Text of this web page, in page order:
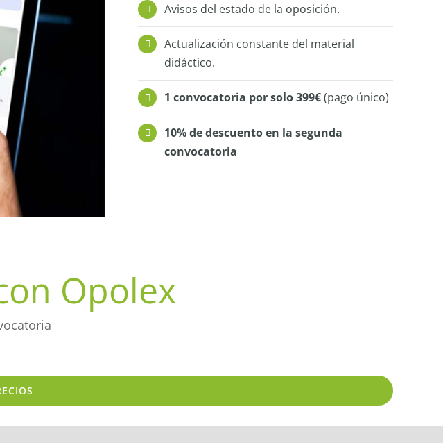
Avisos del estado de la oposición.
Actualización constante del material
didáctico.
1 convocatoria por solo 399€(pago único)
10% de descuento en la segunda
convocatoria
Opolex